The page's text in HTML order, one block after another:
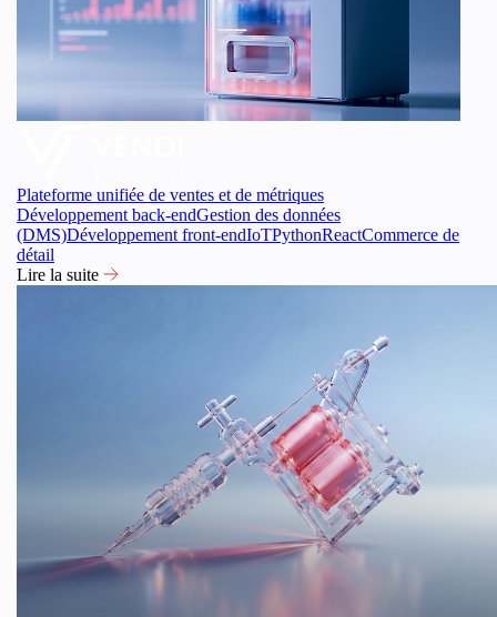
Plateforme unifiée de ventes et de métriques
Développement back-endGestion des données
(DMS)Développement front-endIoTPythonReactCommerce de
détail
Lire la suite